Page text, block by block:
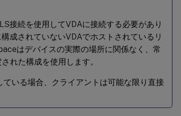
接続を使用してVDAに接続する必要があり
成されていないVDAでホストされているリ
はデバイスの実際の場所に関係なく、常
れた構成を使用します。
ている場合、クライアントは可能な限り直接